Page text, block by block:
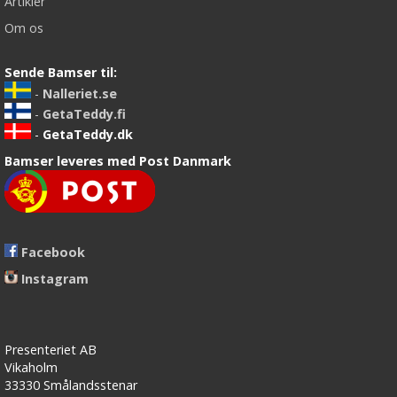
Om os
Sende Bamser til:
- Nalleriet.se
- GetaTeddy.fi
- GetaTeddy.dk
Bamser leveres med Post Danmark
Facebook
Instagram
Presenteriet AB
Vikaholm
33330 Smålandsstenar